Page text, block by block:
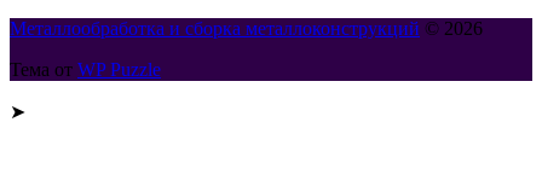
Металлообработка и сборка металлоконструкций © 2026
Тема от WP Puzzle
➤